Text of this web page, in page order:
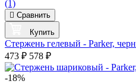
(1)
Сравнить
Купить
Стержень гелевый - Parker,
473 ₽ 578 ₽
-18%